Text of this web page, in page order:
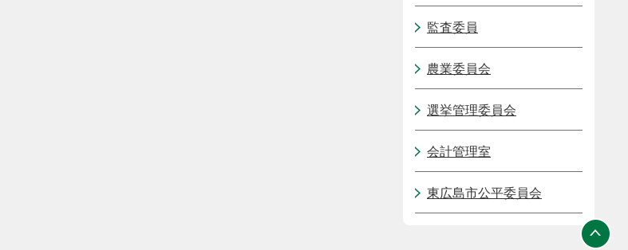
監査委員
農業委員会
選挙管理委員会
会計管理室
東広島市公平委員会